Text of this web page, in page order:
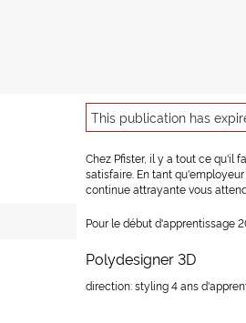
This publication has
Chez Pfister, il y a tout ce qu'il
satisfaire. En tant
continue attrayante vous
Pour le début d'apprentissage
Polydesigner 3D
direction: styling 4 ans